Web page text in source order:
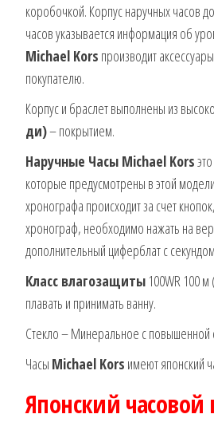
коробочкой. Корпус наручных часов
часов указывается информация об
Michael Kors производит
покупателю.
Корпус и браслет выполнены из
ди)– покрытием.
Наручные Часы Michael Kors
которые предусмотрены в этой модели
хронографа происходит за счет
хронограф, необходимо нажать на
дополнительный циферблат с
Класс влагозащиты 100WR 100
плавать и принимать ванну.
Стекло – Минеральное с повышенной
Часы Michael Kors имеют японский
Японский